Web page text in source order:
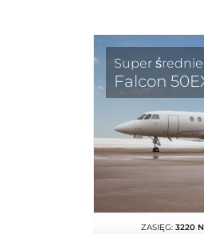
Super
Falcon
ZASIĘG: 3220